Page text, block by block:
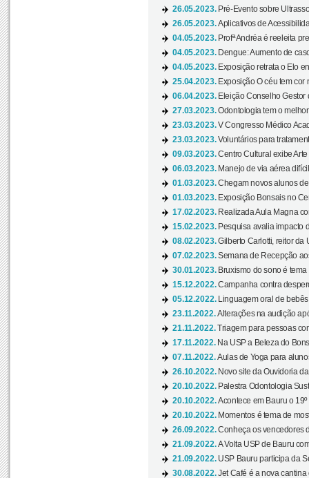
26.05.2023. Pré-Evento sobre
26.05.2023.Aplicativos de
04.05.2023. Profª Andréa é reeleita
04.05.2023. Dengue: Aumento de
04.05.2023. Exposição retrata o Elo
25.04.2023. Exposição O céu tem cor
06.04.2023. Eleição Conselho Gestor
27.03.2023.Odontologia tem o
23.03.2023.V Congresso Médico
23.03.2023.Voluntários para
09.03.2023.Centro Cultural exibe
06.03.2023. Manejo de via aérea
01.03.2023.Chegam novos alunos
01.03.2023. Exposição Bonsais no
17.02.2023. Realizada Aula Magna
15.02.2023. Pesquisa avalia impacto
08.02.2023.Gilberto Carlotti, reitor da
07.02.2023.Semana de Recepção
30.01.2023. Bruxismo do sono é
15.12.2022.Campanha contra
05.12.2022.
Linguagem oral de
23.11.2022.Alterações na audição
21.11.2022.Triagem para pessoas
17.11.2022. Na USP a Beleza do
07.11.2022.Aulas de Yoga para
26.10.2022. Novo site da Ouvidoria
20.10.2022. Palestra Odontologia
20.10.2022.Acontece em Bauru o 19º
20.10.2022. Momentos é tema de
26.09.2022.Conheça os vencedores
21.09.2022.A Volta USP de Bauru
21.09.2022. USP Bauru participa da
30.08.2022.Jet Café é a nova